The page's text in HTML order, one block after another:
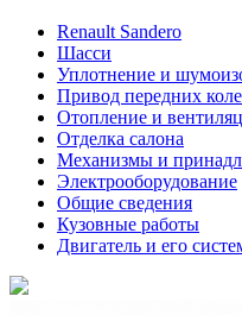
Renault Sandero
Шасси
Уплотнение и
Привод передних
Отопление и
Отделка салона
Механизмы и
Электрооборудование
Общие сведения
Кузовные работы
Двигатель и его